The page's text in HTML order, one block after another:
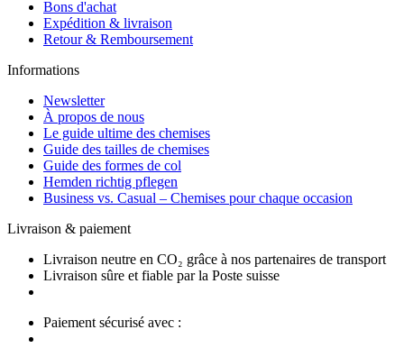
Bons d'achat
Expédition & livraison
Retour & Remboursement
Informations
Newsletter
À propos de nous
Le guide ultime des chemises
Guide des tailles de chemises
Guide des formes de col
Hemden richtig pflegen
Business vs. Casual – Chemises pour chaque occasion
Livraison & paiement
Livraison neutre en CO₂ grâce à nos partenaires de transport
Livraison sûre et fiable par la Poste suisse
Paiement sécurisé avec :